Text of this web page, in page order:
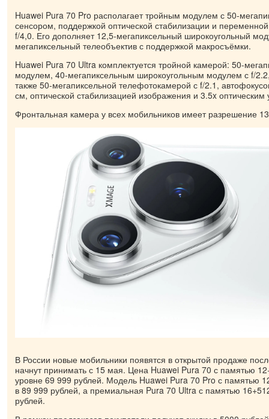
Huawei Pura 70 Pro располагает тройным модулем с 50-
сенсором, поддержкой оптической стабилизации и
f/4,0. Его дополняет 12,5-мегапиксельный широкоугольный
мегапиксельный телеобъектив с поддержкой макросъёмки.
Huawei Pura 70 Ultra комплектуется тройной камерой: 50-
модулем, 40-мегапиксельным широкоугольным модулем с f/
также 50-мегапиксельной телефотокамерой с f/2.1,
см, оптической стабилизацией изображения и 3.5x
Фронтальная камера у всех мобильников имеет разрешение
В России новые мобильники появятся в открытой продаже
начнут принимать с 15 мая. Цена Huawei Pura 70 с памятью
уровне 69 999 рублей. Модель Huawei Pura 70 Pro с памятью
в 89 999 рублей, а премиальная Pura 70 Ultra с памятью
рублей.